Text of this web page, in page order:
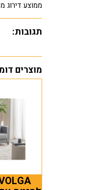
ממוצע דירוג
תגובות:
מוצרים